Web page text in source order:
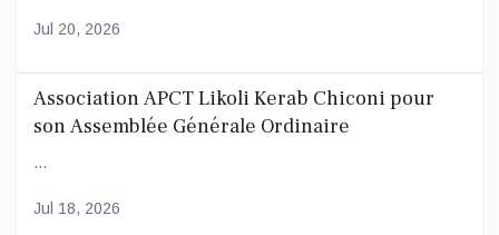
Jul 20, 2026
Association APCT Likoli Kerab Chiconi pour
son Assemblée Générale Ordinaire
...
Jul 18, 2026